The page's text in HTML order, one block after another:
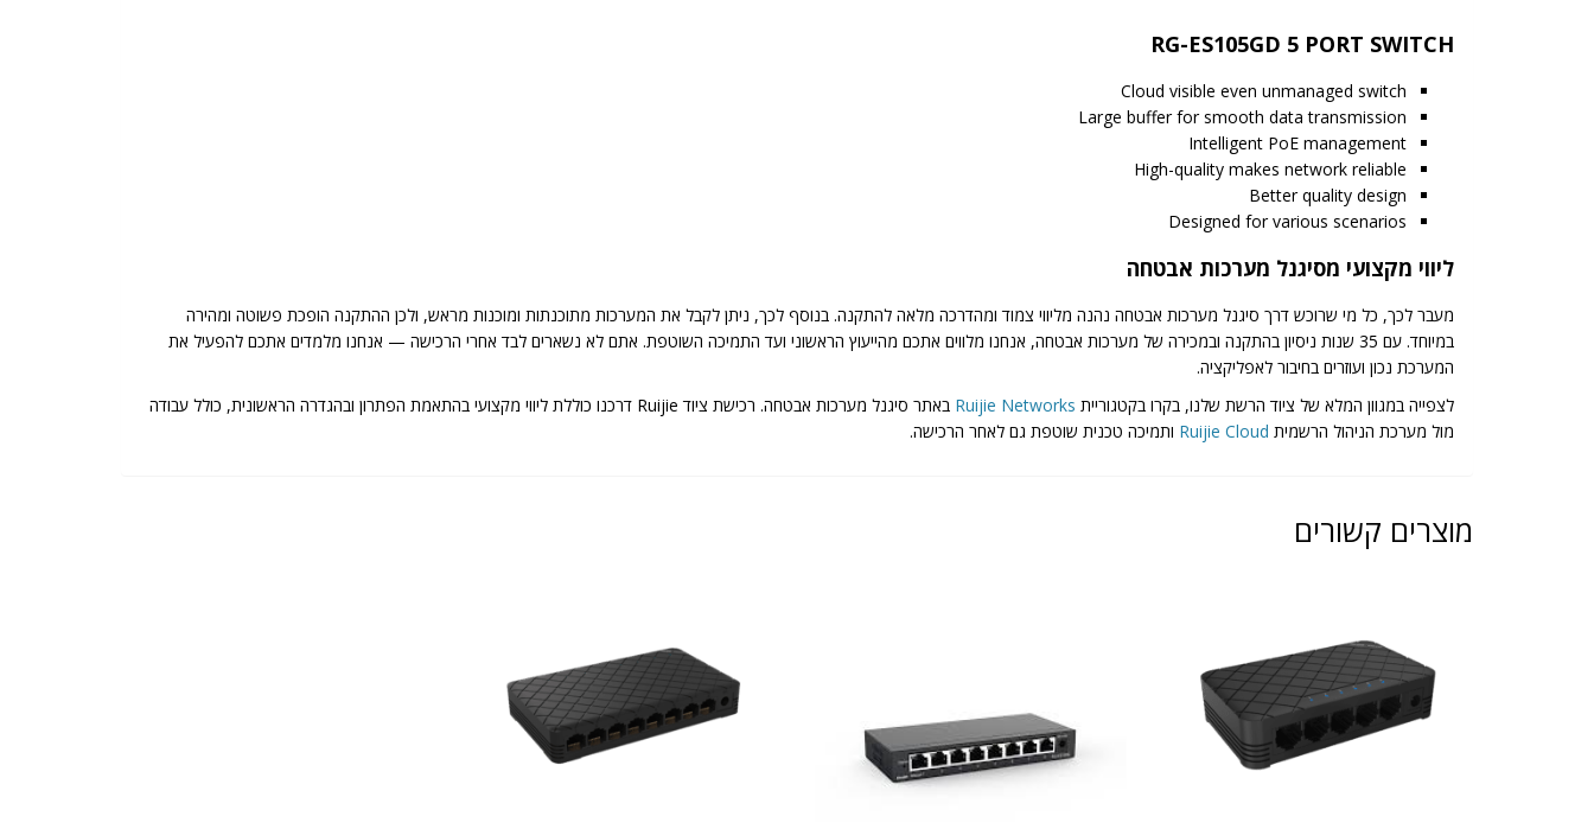
RG-ES105GD 5 PORT SWITCH
Cloud visible even unmanaged switch
Large buffer for smooth data transmission
Intelligent PoE management
High-quality makes network reliable
Better quality design
Designed for various scenarios
ליווי מקצועי מסיגנל מערכות אבטחה
מעבר לכך, כל מי שרוכש דרך סיגנל מערכות אבטחה נהנה מליווי צמוד ומהדרכה מלאה להתקנה. בנוסף לכך, ניתן לקבל את המערכות מתוכנתות ומוכנות מראש, ולכן ההתקנה הופכת פשוטה ומהירה
במיוחד. עם 35 שנות ניסיון בהתקנה ובמכירה של מערכות אבטחה, אנחנו מלווים אתכם מהייעוץ הראשוני ועד התמיכה השוטפת. אתם לא נשארים לבד אחרי הרכישה — אנחנו מלמדים אתכם להפעיל את
המערכת נכון ועוזרים בחיבור לאפליקציה.
לצפייה במגוון המלא של ציוד הרשת שלנו, בקרו בקטגוריית Ruijie Networks
באתר סיגנל מערכות אבטחה. רכישת ציוד Ruijie דרכנו כוללת ליווי מקצועי בהתאמת הפתרון ובהגדרה הראשונית, כולל עבודה
מול מערכת הניהול הרשמית Ruijie Cloud ותמיכה טכנית שוטפת גם לאחר הרכישה.
מוצרים קשורים